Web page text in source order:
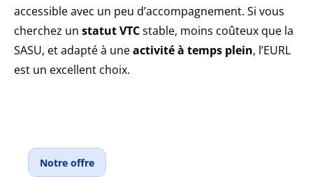
accessible avec un peu d’accompagnement. Si vous
cherchez un statut VTCstable, moins coûteux que la
SASU, et adapté à uneactivité à temps plein, l’EURL
est un excellent choix.
Notre offre